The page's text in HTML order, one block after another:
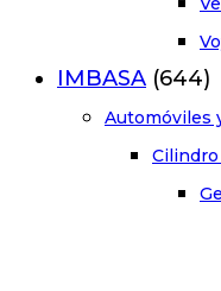
IMBASA (644)
Automóviles